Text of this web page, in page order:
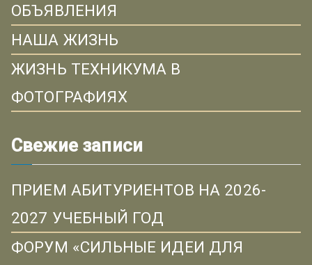
ОБЪЯВЛЕНИЯ
НАША ЖИЗНЬ
ЖИЗНЬ ТЕХНИКУМА В
ФОТОГРАФИЯХ
Свежие записи
ПРИЕМ АБИТУРИЕНТОВ НА 2026-
2027 УЧЕБНЫЙ ГОД
ФОРУМ «СИЛЬНЫЕ ИДЕИ ДЛЯ